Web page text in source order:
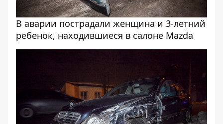
В аварии пострадали женщина и 3-летний
ребенок, находившиеся в салоне Mazda